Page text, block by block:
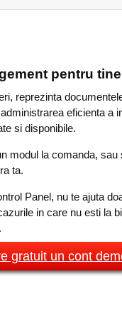
pentru
reprezinta
eficienta a
si disponibile.
modul la comanda,
ta.
Panel, nu te ajuta
in care nu esti la
gratuit un cont